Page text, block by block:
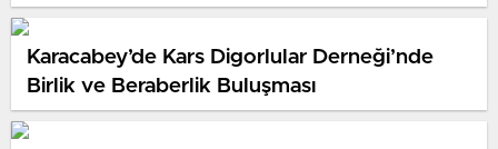
Hiçbir Güç Yoktur”
Karacabey’de Kars Digorlular Derneği’nde
Birlik ve Beraberlik Buluşması